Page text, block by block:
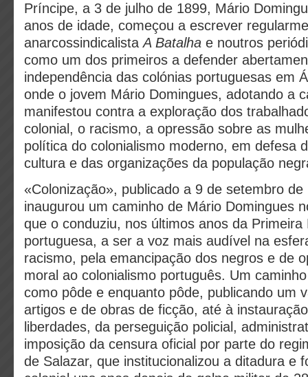
Príncipe, a 3 de julho de 1899, Mário
anos de idade, começou a escrever
anarcossindicalistaA Batalha e noutros
como um dos primeiros a defender
independência das colónias portuguesas em
onde o jovem Mário Domingues, adotando a
manifestou contra a exploração dos
colonial, o racismo, a opressão sobre as
política do colonialismo moderno, em defesa
cultura e das organizações da população
«Colonização», publicado a 9 de setembro
inaugurou um caminho de Mário Domingues
que o conduziu, nos últimos anos da Primeira
portuguesa, a ser a voz mais audível na
racismo, pela emancipação dos negros e de
moral ao colonialismo português. Um
como pôde e enquanto pôde, publicando um
artigos e de obras de ficção, até à
liberdades, da perseguição policial,
imposição da censura oficial por parte do
de Salazar, que institucionalizou a ditadura e